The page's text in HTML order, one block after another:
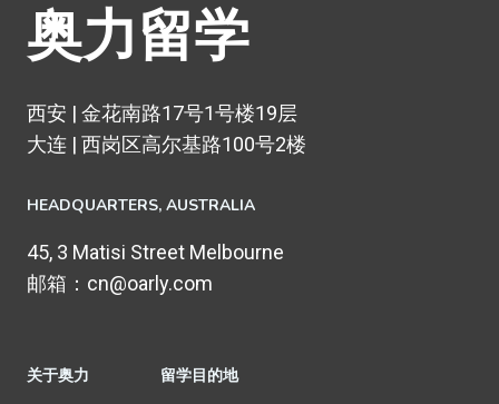
奥力留学
西安 | 金花南路17号1号楼19层
大连 | 西岗区高尔基路100号2楼
HEADQUARTERS​, AUSTRALIA
45, 3 Matisi Street Melbourne
邮箱：cn@oarly.com
关于奥力 留学目的地